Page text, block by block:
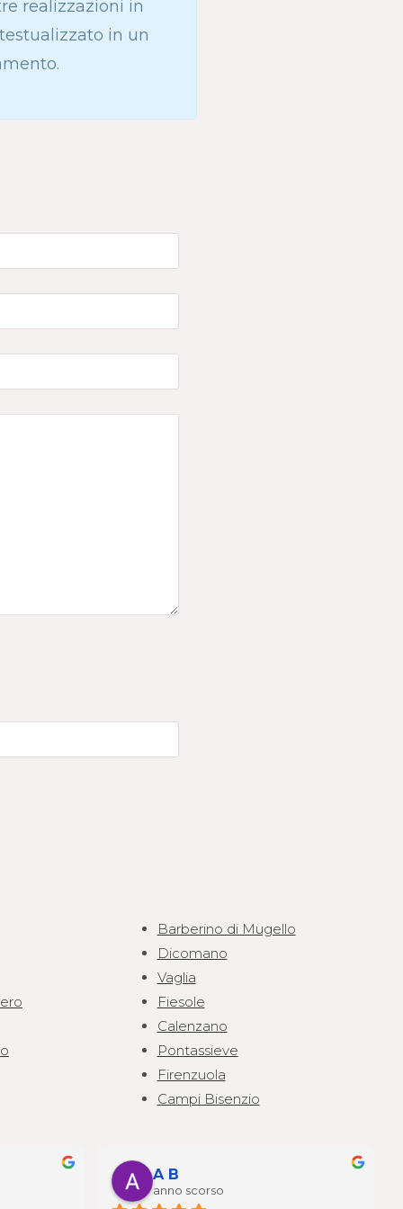
realizzazioni in
in un
Barberino di Mugello
Dicomano
Vaglia
Fiesole
Calenzano
Pontassieve
Firenzuola
Campi Bisenzio
A B
anno scorso